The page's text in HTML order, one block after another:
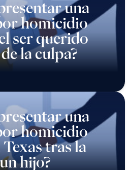
una
homicidio
ser querido
la culpa?
una
homicidio
tras la
hijo?